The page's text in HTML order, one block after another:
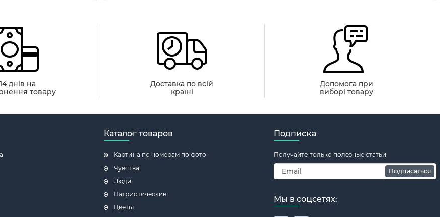
14 днів на
товару
Доставка по всій
країні
Допомога при
виборі товару
Каталог товаров
Картина по номерам по фото
Чувства
Люди
Патриотические
Цветы
Подписка
Получайте только полезные статьи!
Подписаться
Мы в соцсетях: